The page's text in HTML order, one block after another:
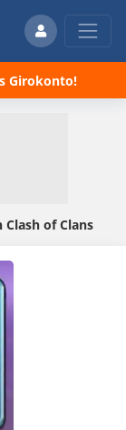
Girokonto!
of Clans